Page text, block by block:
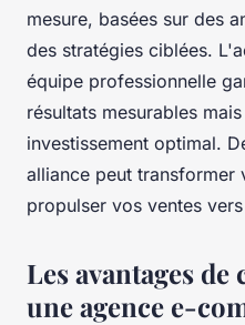
mesure, basées sur des
des stratégies ciblées.
équipe professionnelle
résultats mesurables
investissement optimal.
alliance peut transformer
propulser vos ventes
Les avantages
une agence e-